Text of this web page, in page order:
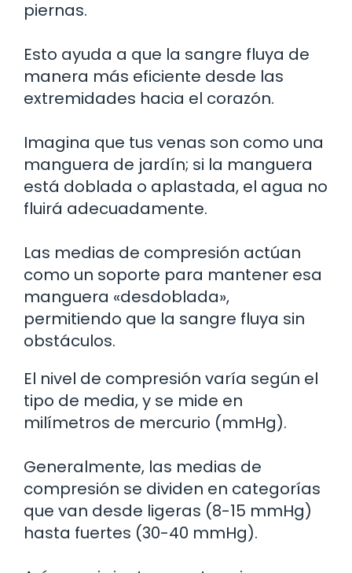
piernas.
Esto ayuda a que la sangre fluya de
manera más eficiente desde las
extremidades hacia el corazón.
Imagina que tus venas son como una
manguera de jardín; si la manguera
está doblada o aplastada, el agua no
fluirá adecuadamente.
Las medias de compresión actúan
como un soporte para mantener esa
manguera «desdoblada»,
permitiendo que la sangre fluya sin
obstáculos.
El nivel de compresión varía según el
tipo de media, y se mide en
milímetros de mercurio (mmHg).
Generalmente, las medias de
compresión se dividen en categorías
que van desde ligeras (8-15 mmHg)
hasta fuertes (30-40 mmHg).